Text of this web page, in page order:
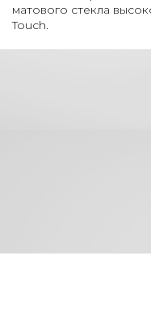
матового стекла
Touch.